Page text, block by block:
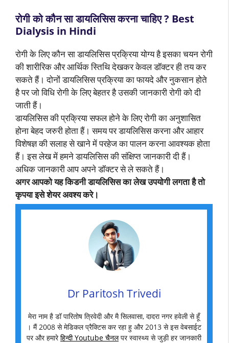
रोगी को कौन सा डायलिसिस करना चाहिए ? Best
Dialysis in Hindi
रोगी के लिए कौन सा डायलिसिस प्रक्रिया योग्य है इसका चयन रोगी
की शारीरिक और आर्थिक स्तिथि देखकर केवल डॉक्टर ही तय कर
सकते हैं। दोनों डायलिसिस प्रक्रिया का फायदे और नुकसान होते
है पर जो विधि रोगी के लिए बेहतर है उसकी जानकारी रोगी को दी
जाती हैं।
डायलिसिस की प्रक्रिया सफल होने के लिए रोगी का अनुशासित
होना बेहद जरुरी होता हैं। समय पर डायलिसिस करना और आहार
विशेषज्ञ की सलाह से खाने में परहेज का पालन करना आवश्यक होता
हैं। इस लेख में हमने डायलिसिस की संक्षिप्त जानकारी दी हैं।
अधिक जानकारी आप अपने डॉक्टर से ले सकते हैं।
अगर आपको यह किडनी डायलिसिस का लेख उपयोगी लगता है तो
कृपया इसे शेयर अवश्य करे।
Dr Paritosh Trivedi
मेरा नाम है डॉ पारितोष त्रिवेदी और मै सिलवासा, दादरा नगर हवेली से हूँ
। मैं 2008 से मेडिकल प्रैक्टिस कर रहा हु और 2013 से इस वेबसाईट
पर और हमारेहिन्दी Youtube चैनलपर स्वास्थ्य से जुड़ी हर जानकारी